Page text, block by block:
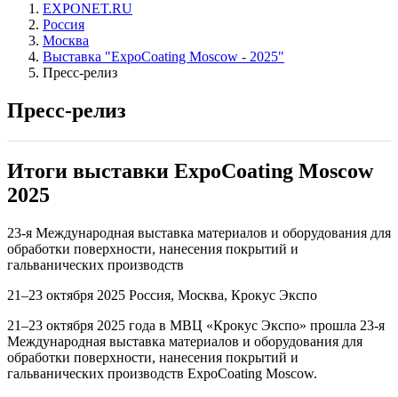
EXPONET.RU
Россия
Москва
Выставка "ExpoCoating Moscow - 2025"
Пресс-релиз
Пресс-релиз
Итоги выставки ExpoCoating Moscow
2025
23-я Международная выставка материалов и оборудования для
обработки поверхности, нанесения покрытий и
гальванических производств
21–23 октября 2025 Россия, Москва, Крокус Экспо
21–23 октября 2025 года в МВЦ «Крокус Экспо» прошла 23-я
Международная выставка материалов и оборудования для
обработки поверхности, нанесения покрытий и
гальванических производств ExpoCoating Moscow.